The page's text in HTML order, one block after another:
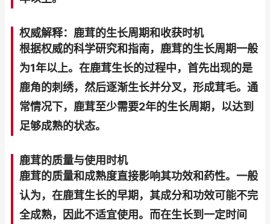
权威解释：鹿茸的生长周期和收获时机
根据权威的科学研究和指南，鹿茸的生长周期一般
为1年以上。在鹿茸生长的过程中，首先出现的是
鹿角的刺绣，然后逐渐生长并分叉，形成茸毛。通
常情况下，鹿茸至少需要2年的生长周期，以达到
足够成熟的状态。
鹿茸的质量与使用时机
鹿茸的质量和成熟度直接影响其功效和药性。一般
认为，在鹿茸生长的早期，其成分和功效可能不完
全成熟，因此不适宜使用。而在生长到一定时间